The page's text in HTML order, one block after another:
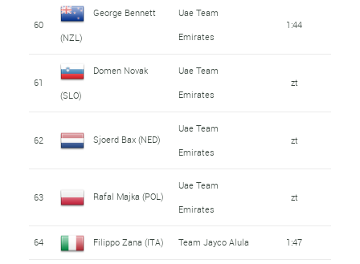
60
George Bennett
(NZL)
Uae Team
Emirates
1:44
61
Domen Novak
(SLO)
Uae Team
Emirates
zt
62 Sjoerd Bax (NED)
Uae Team
Emirates
zt
63 Rafal Majka (POL)
Uae Team
Emirates
zt
64 Filippo Zana (ITA) Team Jayco Alula 1:47